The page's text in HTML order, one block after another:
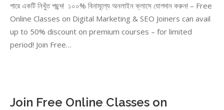
পারে একটি নিখুঁত পছন্দ! ১০০% বিনামূল্যে অনলাইন ক্লাসে যোগদান করুন! – Free
Online Classes on Digital Marketing & SEO Joiners can avail
up to 50% discount on premium courses – for limited
period! Join Free…
Join Free Online Classes on